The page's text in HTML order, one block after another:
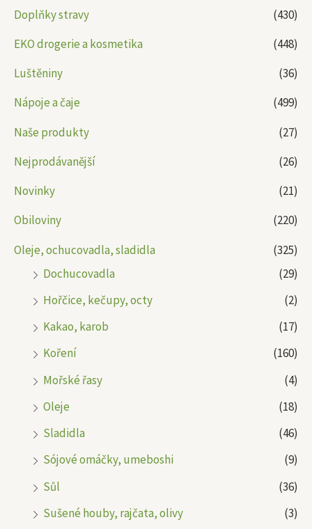
Doplňky stravy
(430)
EKO drogerie a kosmetika
(448)
Luštěniny
(36)
Nápoje a čaje
(499)
Naše produkty
(27)
Nejprodávanější
(26)
Novinky
(21)
Obiloviny
(220)
Oleje, ochucovadla, sladidla
(325)
Dochucovadla
(29)
Hořčice, kečupy, octy
(2)
Kakao, karob
(17)
Koření
(160)
Mořské řasy
(4)
Oleje
(18)
Sladidla
(46)
Sójové omáčky, umeboshi
(9)
Sůl
(36)
Sušené houby, rajčata, olivy
(3)